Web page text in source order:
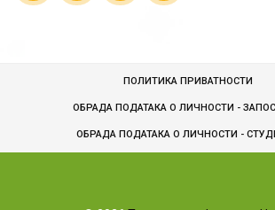
ПОЛИТИКА ПРИВАТНОСТИ
ОБРАДА ПОДАТАКА О ЛИЧНОСТИ -
ОБРАДA ПОДАТАКА О ЛИЧНОСТИ -